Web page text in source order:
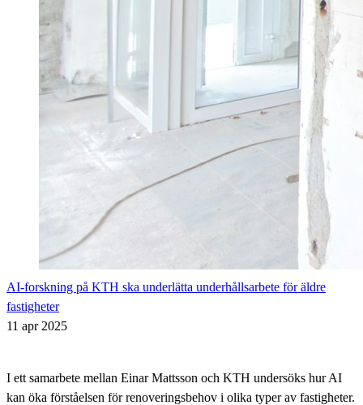
AI-forskning på KTH ska underlätta underhållsarbete för äldre
fastigheter
11 apr 2025
I ett samarbete mellan Einar Mattsson och KTH undersöks hur AI
kan öka förståelsen för renoveringsbehov i olika typer av fastigheter.